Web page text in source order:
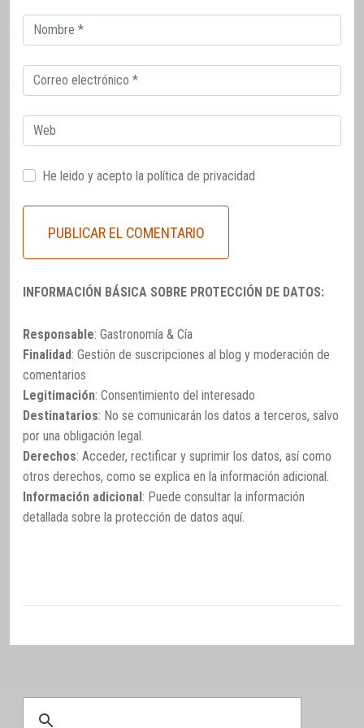
Correo
electrónico
Correo
electrónico
Web
He leido y acepto la política de privacidad
INFORMACIÓN BÁSICA SOBRE PROTECCIÓN DE DATOS:
Responsable: Gastronomía & Cía
Finalidad: Gestión de suscripciones al blog y moderación de
comentarios
Legitimación: Consentimiento del interesado
Destinatarios: No se comunicarán los datos a terceros, salvo
por una obligación legal.
Derechos: Acceder, rectificar y suprimir los datos, así como
otros derechos, como se explica en la información adicional.
Información adicional: Puede consultar la información
detallada sobre la protección de datos aquí.